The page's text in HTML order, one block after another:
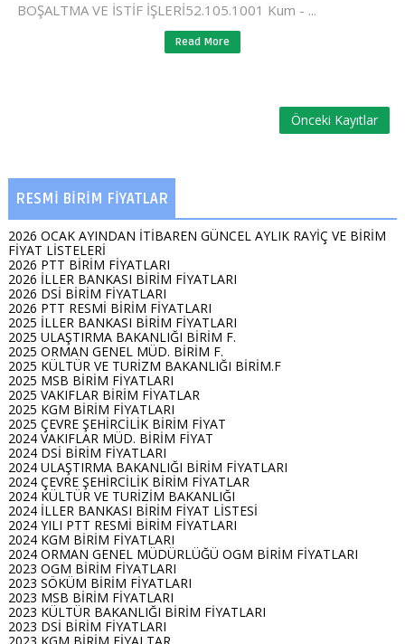
BOŞALTMA VE İSTİF İŞLERİ52.105.1001 Kum - ...
Read More
Önceki Kayıtlar
RESMİ BİRİM FİYATLAR
2026 OCAK AYINDAN İTİBAREN GÜNCEL AYLIK RAYİÇ VE BİRİM
FİYAT LİSTELERİ
2026 PTT BİRİM FİYATLARI
2026 İLLER BANKASI BİRİM FİYATLARI
2026 DSİ BİRİM FİYATLARI
2026 PTT RESMİ BİRİM FİYATLARI
2025 İLLER BANKASI BİRİM FİYATLARI
2025 ULAŞTIRMA BAKANLIĞI BİRİM F.
2025 ORMAN GENEL MÜD. BİRİM F.
2025 KÜLTÜR VE TURİZM BAKANLIĞI BİRİM.F
2025 MSB BİRİM FİYATLARI
2025 VAKIFLAR BİRİM FİYATLAR
2025 KGM BİRİM FİYATLARI
2025 ÇEVRE ŞEHİRCİLİK BİRİM FİYAT
2024 VAKIFLAR MÜD. BİRİM FİYAT
2024 DSİ BİRİM FİYATLARI
2024 ULAŞTIRMA BAKANLIĞI BİRİM FİYATLARI
2024 ÇEVRE ŞEHİRCİLİK BİRİM FİYATLAR
2024 KÜLTÜR VE TURİZİM BAKANLIĞI
2024 İLLER BANKASI BİRİM FİYAT LİSTESİ
2024 YILI PTT RESMİ BİRİM FİYATLARI
2024 KGM BİRİM FİYATLARI
2024 ORMAN GENEL MÜDÜRLÜĞÜ OGM BİRİM FİYATLARI
2023 OGM BİRİM FİYATLARI
2023 SÖKÜM BİRİM FİYATLARI
2023 MSB BİRİM FİYATLARI
2023 KÜLTÜR BAKANLIĞI BİRİM FİYATLARI
2023 DSİ BİRİM FİYATLARI